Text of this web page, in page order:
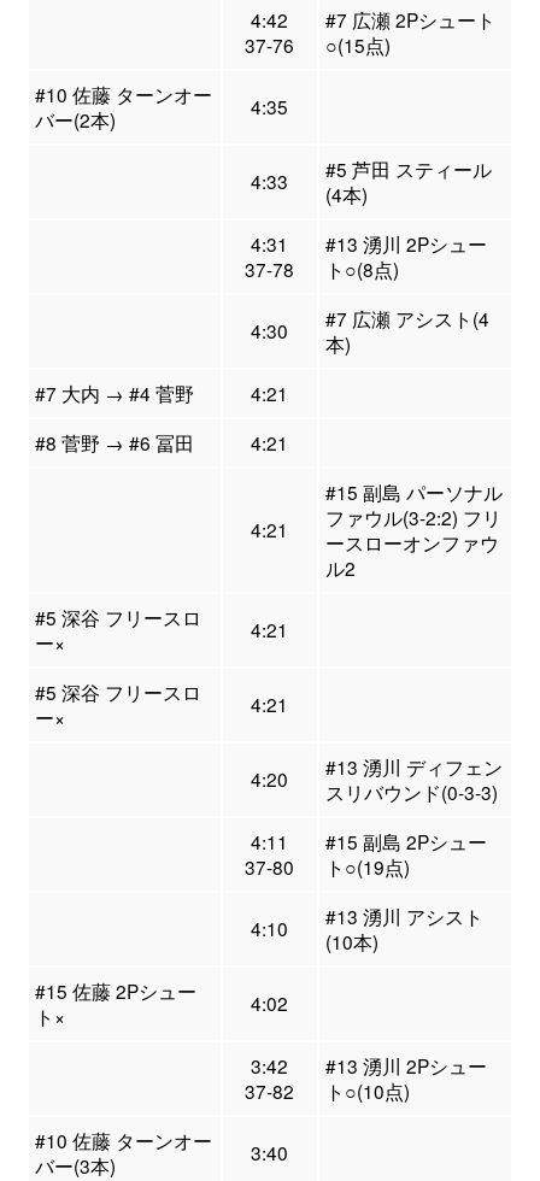
4:42
37-76
#7 広瀬 2Pシュート
○(15点)
#10 佐藤 ターンオー
バー(2本)
4:35
4:33
#5 芦田 スティール
(4本)
4:31
37-78
#13 湧川 2Pシュー
ト○(8点)
4:30
#7 広瀬 アシスト(4
本)
#7 大内 → #4 菅野
4:21
#8 菅野 → #6 冨田
4:21
4:21
#15 副島 パーソナル
ファウル(3-2:2) フリ
ースローオンファウ
ル2
#5 深谷 フリースロ
ー×
4:21
#5 深谷 フリースロ
ー×
4:21
4:20
#13 湧川 ディフェン
スリバウンド(0-3-3)
4:11
37-80
#15 副島 2Pシュー
ト○(19点)
4:10
#13 湧川 アシスト
(10本)
#15 佐藤 2Pシュー
ト×
4:02
3:42
37-82
#13 湧川 2Pシュー
ト○(10点)
#10 佐藤 ターンオー
バー(3本)
3:40